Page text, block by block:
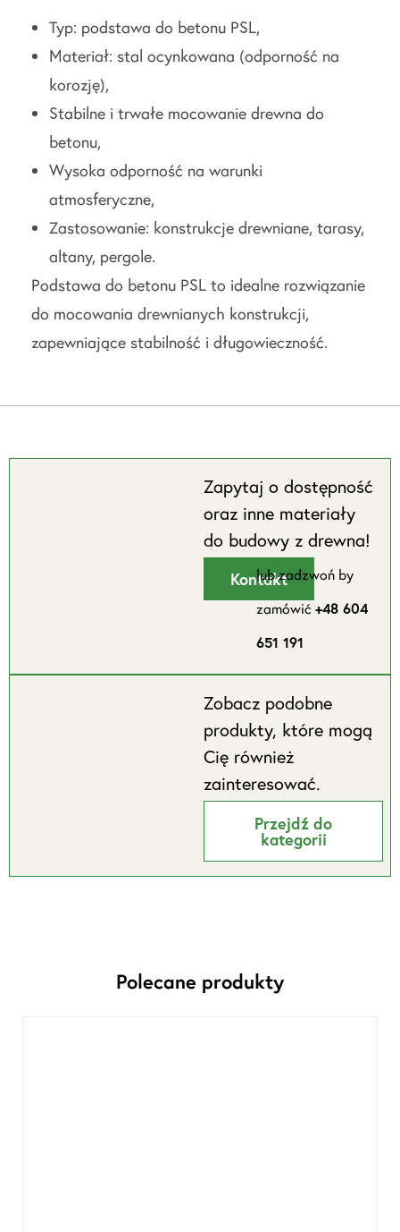
Typ: podstawa do betonu PSL,
Materiał: stal ocynkowana (odporność na
korozję),
Stabilne i trwałe mocowanie drewna do
betonu,
Wysoka odporność na warunki
atmosferyczne,
Zastosowanie: konstrukcje drewniane, tarasy,
altany, pergole.
Podstawa do betonu PSL to idealne rozwiązanie
do mocowania drewnianych konstrukcji,
zapewniające stabilność i długowieczność.
Zapytaj o dostępność
oraz inne materiały
do budowy z drewna!
Kontakt
lub zadzwoń by
zamówić+48 604
651 191
Zobacz podobne
produkty, które mogą
Cię również
zainteresować.
Przejdź do
kategorii
Polecane produkty